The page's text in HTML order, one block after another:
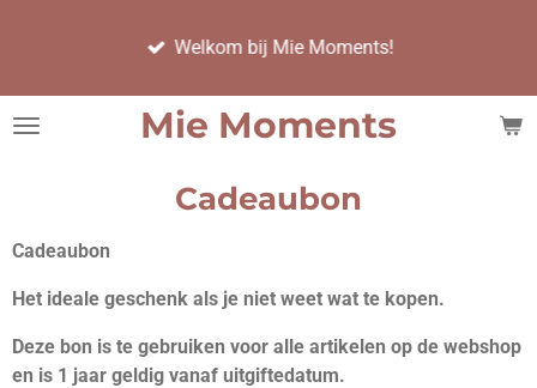
hoofdinhoud
Mie Moments
Welkom bij Mie Moments!
Cadeaubon
Cadeaubon
Het ideale geschenk als je niet weet wat te kopen.
Deze bon is te gebruiken voor alle artikelen op de webshop
en is 1 jaar geldig vanaf uitgiftedatum.